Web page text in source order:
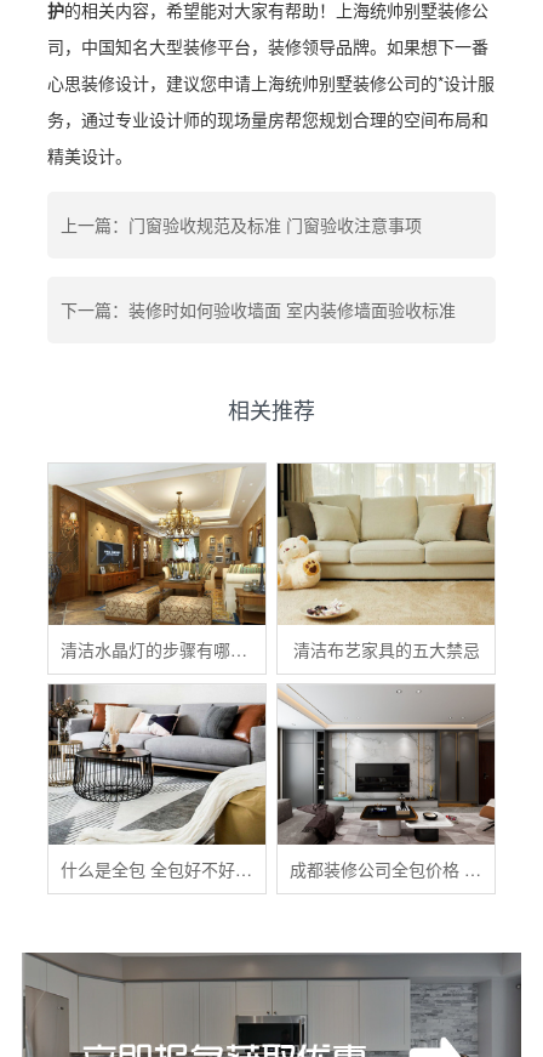
护的相关内容，希望能对大家有帮助！上海统帅别墅装修公
司，中国知名大型装修平台，装修领导品牌。如果想下一番
心思装修设计，建议您申请上海统帅别墅装修公司的*设计服
务，通过专业设计师的现场量房帮您规划合理的空间布局和
精美设计。
上一篇：门窗验收规范及标准 门窗验收注意事项
下一篇：装修时如何验收墙面 室内装修墙面验收标准
相关推荐
清洁水晶灯的步骤有哪些？ 清洁布艺家具的五大禁忌
什么是全包 全包好不好 全包装修注意事项有哪些 成都装修公司全包价格 成都全包装修多少钱一平